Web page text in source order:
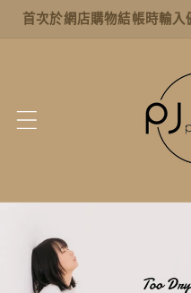
跳至內
容
首次於網店購物結帳時輸